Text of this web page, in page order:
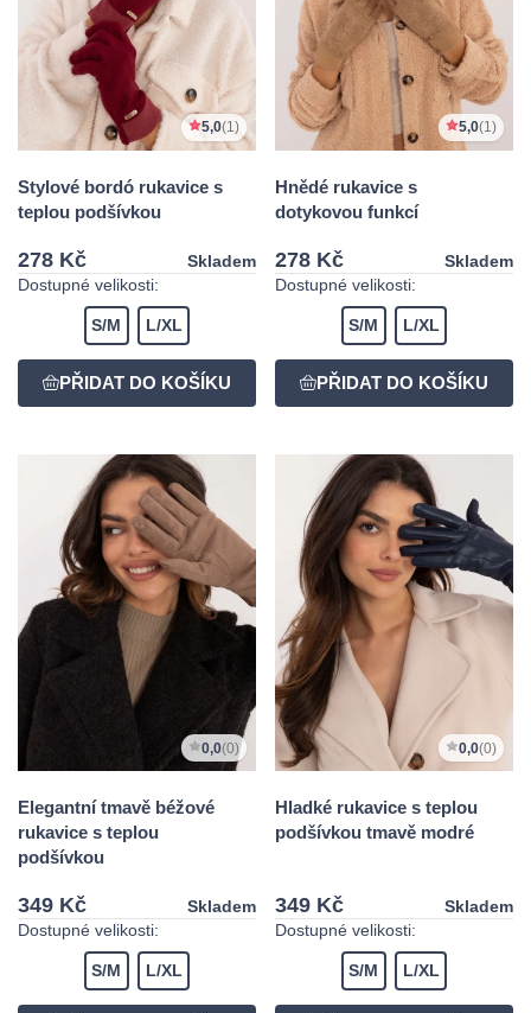
5,0(1)
Stylové bordó rukavice s
teplou podšívkou
278 Kč
Skladem
Dostupné velikosti:
S/M L/XL
5,0(1)
Hnědé rukavice s
dotykovou funkcí
278 Kč
Skladem
Dostupné velikosti:
S/M L/XL
0,0(0)
Elegantní tmavě béžové
rukavice s teplou
podšívkou
349 Kč
Skladem
Dostupné velikosti:
S/M L/XL
0,0(0)
Hladké rukavice s teplou
podšívkou tmavě modré
349 Kč
Skladem
Dostupné velikosti:
S/M L/XL